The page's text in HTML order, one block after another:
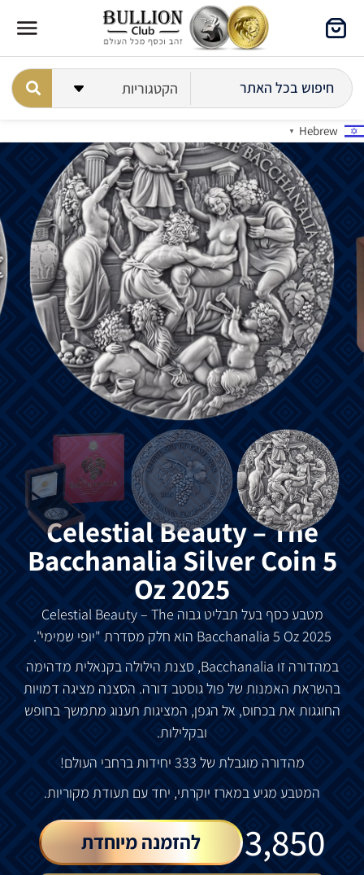
Hebrew
▼
Celestial Beauty – The
Bacchanalia Silver Coin 5
Oz 2025
מטבעכסף בעל תבליט גבוה Celestial Beauty – The
Bacchanalia 5 Oz 2025 הוא חלק מסדרת "יופי שמימי".
במהדורה זו סצנת הילולה בקנאלית מדהימה
בהשראת האמנות של פולגוסטב דורה. הסצנה מציגה דמויות
החוגגות אתבכחוס, אל הגפן, המציגות תענוג מתמשך בחופש
ובקלילות.
מהדורה מוגבלת של יחידותברחבי העולם!
המטבע מגיעבמארז יוקרתי, יחד עם תעודת מקוריות.
3,850
₪ להזמנה מיוחדת